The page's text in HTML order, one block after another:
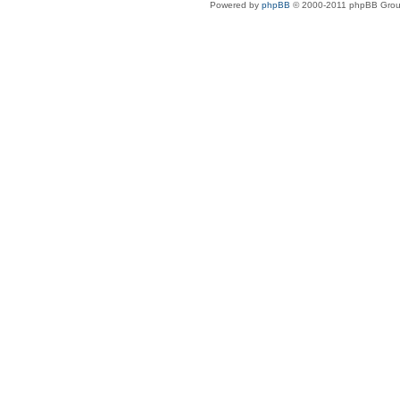
Powered by phpBB © 2000-2011 phpBB